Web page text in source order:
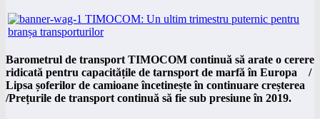
Barometrul de transport TIMOCOM continuă să arate o cerere
ridicată pentru capacitățile de tarnsport de marfă în Europa /
Lipsa șoferilor de camioane încetinește în continuare creșterea
/Prețurile de transport continuă să fie sub presiune în 2019.